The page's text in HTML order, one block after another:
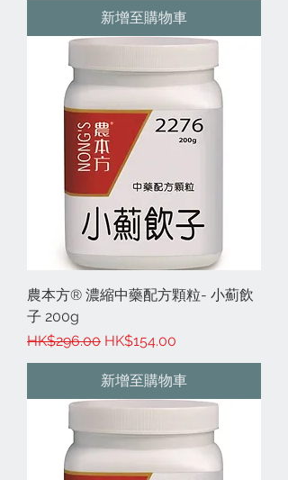
新增至購物車
農本方® 濃縮中藥配方顆粒- 小薊飲
子 200g
一般價格
HK$296.00 促銷價格
HK$154.00
新增至購物車